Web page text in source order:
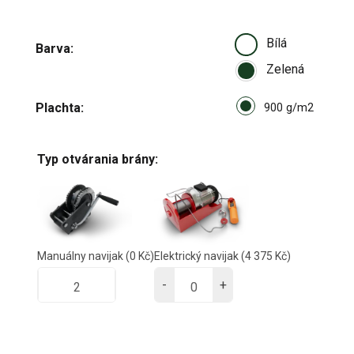
Barva
Bílá
Zelená
Plachta Select pa_plachta
900 g/m2
Typ otvárania brány:
Manuálny navijak(0 Kč)Elektrický navijak(4 375 Kč)
-
+